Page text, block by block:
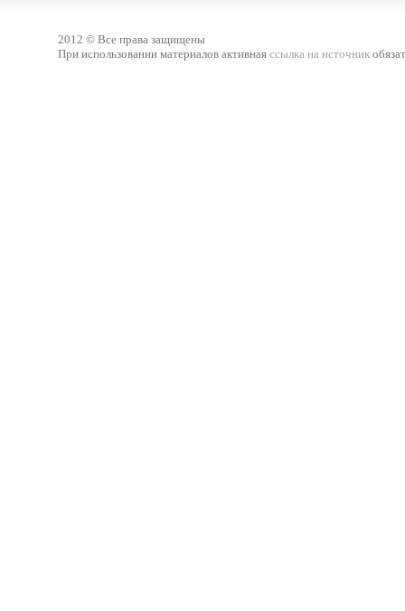
2012 © Все права защищены
При использовании материалов активная ссылка на источник